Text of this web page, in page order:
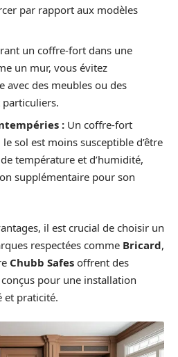
par rapport aux modèles
un coffre-fort dans une
un mur, vous évitez
avec des meubles ou des
: Un coffre-fort
sol est moins susceptible d’être
température et d’humidité,
supplémentaire pour son
il est crucial de choisir un
respectées comme Bricard,
Chubb Safes offrent des
pour une installation
et praticité.